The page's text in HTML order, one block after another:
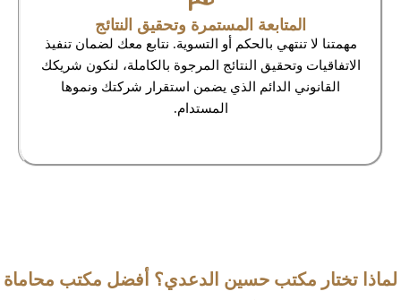
المتابعة المستمرة وتحقيق النتائج
مهمتنا لا تنتهي بالحكم أو التسوية. نتابع معك لضمان تنفيذ
الاتفاقيات وتحقيق النتائج المرجوة بالكاملة، لنكون شريكك
القانوني الدائم الذي يضمن استقرار شركتك ونموها
المستدام.
لماذا تختار مكتب حسين الدعدي؟ أفضل مكتب محاماة